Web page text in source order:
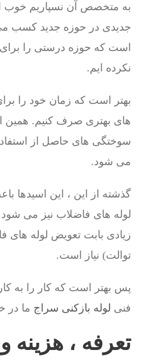
به متخصص آن نسپاریم
جدیدی در حوزه جدید کسب
است که حوزه درستی را
نکرده ایم.
بهتر است که زمان خود را
های بهتری صرف کنیم.
سوختگی های حاصل از
می شود.
گذشته از این ، این اسیدها
لوله های فاضلاب نیز می
زیادی بابت تعویض لوله
توالت) نیاز است.
پس بهتر است که کار را به
فنی لوله بازکنی سراج ما
تعرفه ، هزینه